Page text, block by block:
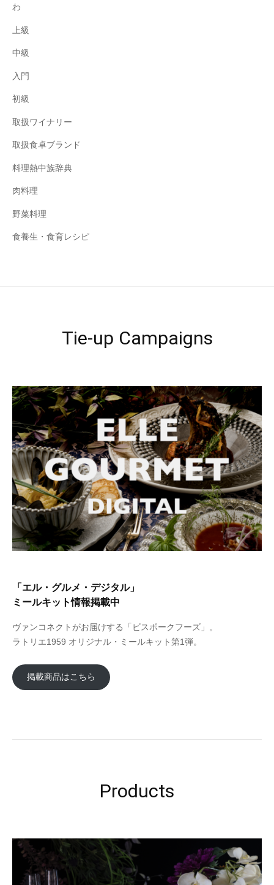
わ
上級
中級
入門
初級
取扱ワイナリー
取扱食卓ブランド
料理熱中族辞典
肉料理
野菜料理
食養生・食育レシピ
Tie-up Campaigns
「エル・グルメ・デジタル」
ミールキット情報掲載中
ヴァンコネクトがお届けする「ビスポークフーズ」。
ラトリエ1959 オリジナル・ミールキット第1弾。
掲載商品はこちら
Products